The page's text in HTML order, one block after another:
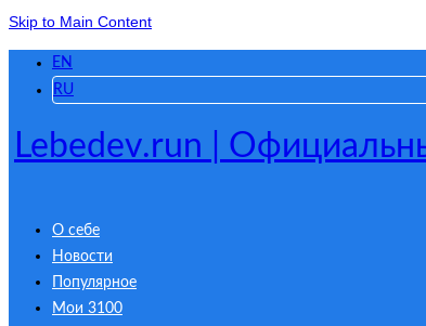
Skip to Main Content
EN
RU
Lebedev.run |
О себе
Новости
Популярное
Мои 3100